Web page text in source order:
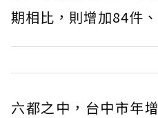
期相比，則增加84件
六都之中，台中市年